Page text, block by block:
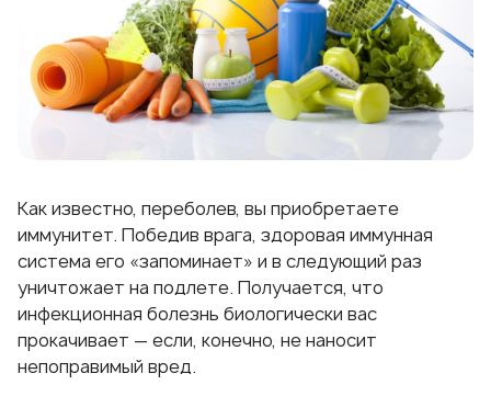
Как известно, переболев, вы приобретаете
иммунитет. Победив врага, здоровая иммунная
система его «запоминает» и в следующий раз
уничтожает на подлете. Получается, что
инфекционная болезнь биологически вас
прокачивает — если, конечно, не наносит
непоправимый вред.